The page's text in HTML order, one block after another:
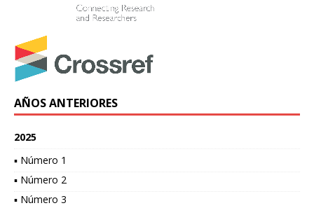
AÑOS ANTERIORES
2025
▪ Número 1
▪ Número 2
▪ Número 3